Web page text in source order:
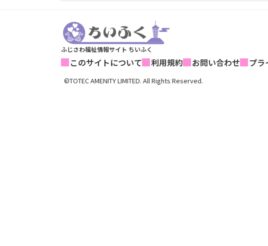
ふじさわ福祉情報サイト ちいふく
このサイトについて 利用規約 お問い合わせ プラ
©TOTEC AMENITY LIMITED. All Rights Reserved.